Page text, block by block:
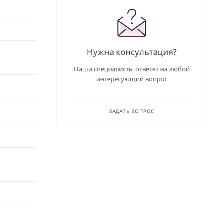
Нужна консультация?
Наши специалисты ответят на любой
интересующий вопрос
ЗАДАТЬ ВОПРОС